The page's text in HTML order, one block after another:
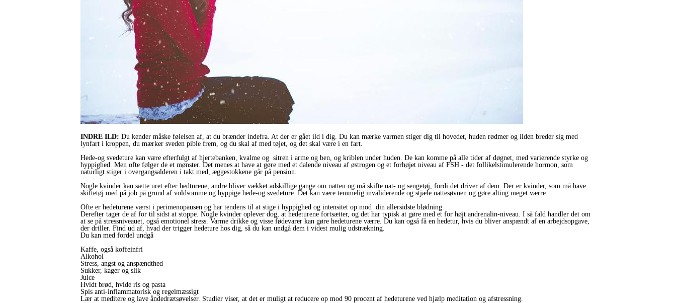
INDRE ILD: Du kender måske følelsen af, at du brænder indefra. At der er gået ild i dig. Du kan mærke varmen stiger dig til hovedet, huden rødmer og ilden breder sig med
lynfart i kroppen, du mærker sveden pible frem, og du skal af med tøjet, og det skal være i en fart.
Hede-og svedeture kan være efterfulgt af hjertebanken, kvalme og sitren i arme og ben, og kriblen under huden. De kan komme på alle tider af døgnet, med varierende styrke og
hyppighed. Men ofte følger de et mønster. Det menes at have at gøre med et dalende niveau af østrogen og et forhøjet niveau af FSH - det follikelstimulerende hormon, som
naturligt stiger i overgangsalderen i takt med, æggestokkene går på pension.
Nogle kvinder kan sætte uret efter hedturene, andre bliver vækket adskillige gange om natten og må skifte nat- og sengetøj, fordi det driver af dem. Der er kvinder, som må have
skiftetøj med på job på grund af voldsomme og hyppige hede-og svedeture. Det kan være temmelig invaliderende og stjæle nattesøvnen og gøre alting meget værre.
Ofte er hedeturene værst i perimenopausen og har tendens til at stige i hyppighed og intensitet op mod din allersidste blødning.
Derefter tager de af for til sidst at stoppe. Nogle kvinder oplever dog, at hedeturene fortsætter, og det har typisk at gøre med et for højt andrenalin-niveau. I så fald handler det om
at se på stressniveauet, også emotionel stress. Varme drikke og visse fødevarer kan gøre hedeturene værre. Du kan også få en hedetur, hvis du bliver anspændt af en arbejdsopgave,
der driller. Find ud af, hvad der trigger hedeture hos dig, så du kan undgå dem i videst mulig udstrækning.
Du kan med fordel undgå
Kaffe, også koffeinfri
Alkohol
Stress, angst og anspændthed
Sukker, kager og slik
Juice
Hvidt brød, hvide ris og pasta
Spis anti-inflammatorisk og regelmæssigt
Lær at meditere og lave åndedrætsøvelser. Studier viser, at det er muligt at reducere op mod 90 procent af hedeturene ved hjælp meditation og afstressning.